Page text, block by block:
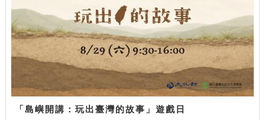
「島嶼開講：玩出臺灣的故事」遊戲日